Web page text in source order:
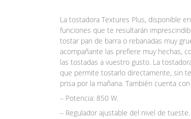
La tostadora Textures Plus, disponible
funciones que te resultarán
tostar pan de barra o rebanadas muy
acompañante las prefiere muy hechas,
las tostadas a vuestro gusto. La
que permite tostarlo directamente, sin
prisa por la mañana. También cuenta
– Potencia: 850 W.
– Regulador ajustable del nivel de tueste.